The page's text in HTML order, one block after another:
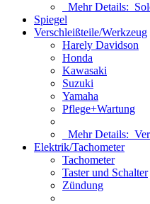
Mehr Details:
Spiegel
Verschleißteile/Werkzeug
Harely Davidson
Honda
Kawasaki
Suzuki
Yamaha
Pflege+Wartung
Mehr Details:
Elektrik/Tachometer
Tachometer
Taster und Schalter
Zündung